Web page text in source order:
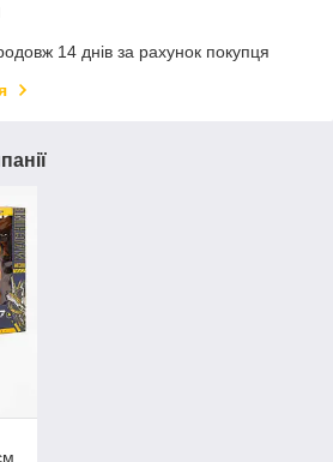
14 днів за рахунок покупця